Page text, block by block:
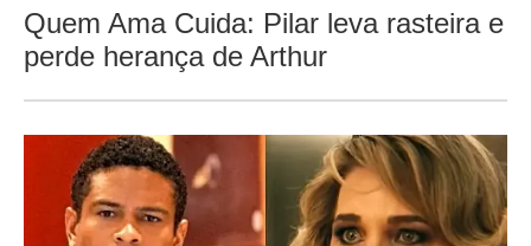
Quem Ama Cuida: Pilar leva rasteira e
perde herança de Arthur